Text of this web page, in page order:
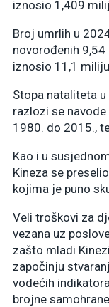
iznosio 1,409
Broj umrlih u
novorođenih
iznosio 11,1
Stopa nataliteta
razlozi se
1980. do 2015.,
Kao i u
Kineza se
kojima je puno
Veli troškovi za
vezana uz
zašto mladi
započinju
vodećih
brojne